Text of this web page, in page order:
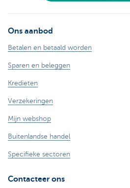
Ons aanbod
Betalen en betaald worden
Sparen en beleggen
Kredieten
Verzekeringen
Mijn webshop
Buitenlandse handel
Specifieke sectoren
Contacteer ons